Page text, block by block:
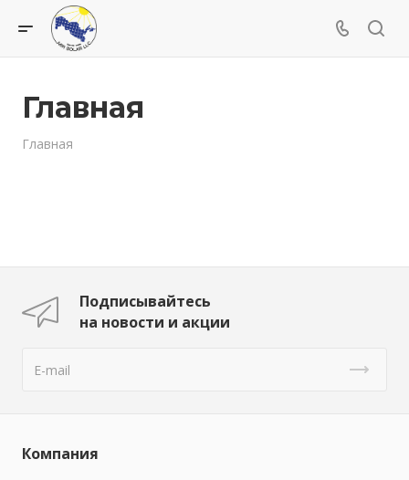
Главная
Главная
Подписывайтесь
на новости и акции
Компания